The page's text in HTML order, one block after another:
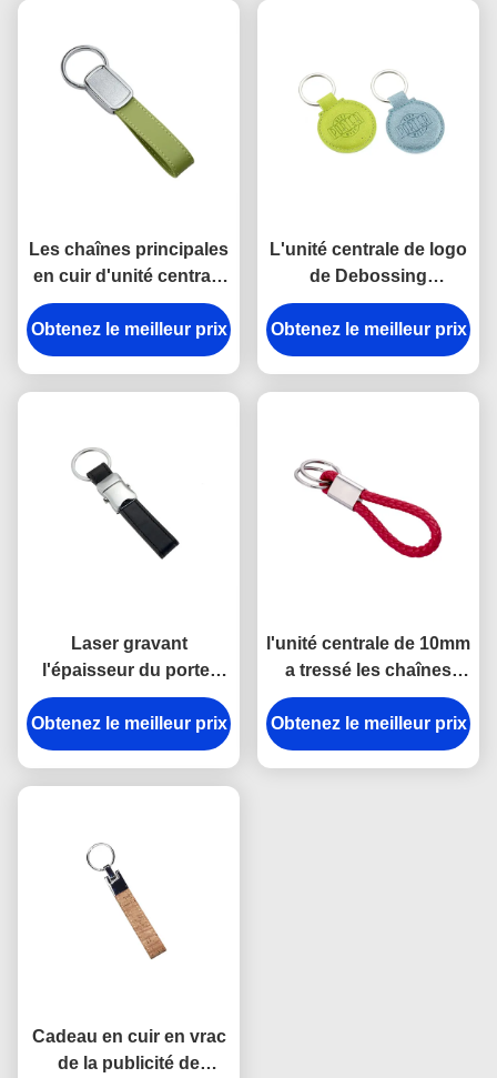
Les chaînes principales
en cuir d'unité centrale
de vert de bande de
Debossing attachent
couvrir d'un dôme
Obtenez le meilleur prix
L'unité centrale de logo
de Debossing
garnissent en cuir le
support de chaînes
principales autour de
Obtenez le meilleur prix
Laser gravant
l'épaisseur du porte-
clés 9mm de cuir de
Mini Key Holder
Souvenir Personalised
Obtenez le meilleur prix
l'unité centrale de 10mm
a tressé les chaînes
principales en cuir
Debossing Logo Car
Key Ring Holder
Obtenez le meilleur prix
Cadeau en cuir en vrac
de la publicité de